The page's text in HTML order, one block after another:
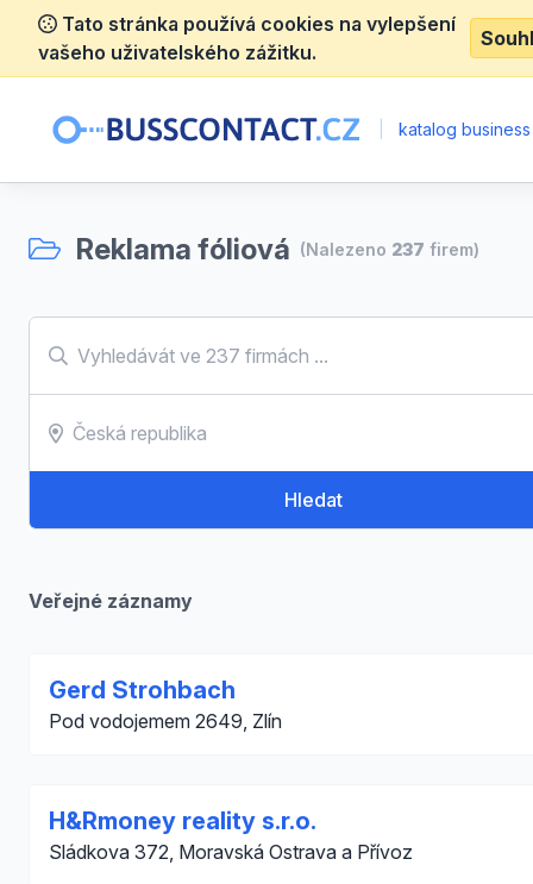
Tato stránka používá cookies na vylepšení
vašeho uživatelského zážitku.
katalog
Reklama fóliová (Nalezeno 237 firem)
Hledat
Veřejné záznamy
Gerd Strohbach
Pod vodojemem 2649, Zlín
H&Rmoney reality s.r.o.
Sládkova 372, Moravská Ostrava a Přívoz